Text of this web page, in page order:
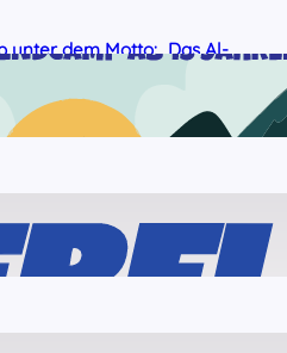
unter dem Motto: „Das Al-
wird leben!“ am